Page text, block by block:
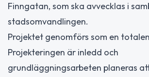
Finngatan, som ska avvecklas i
stadsomvandlingen.
Projektet genomförs som en
Projekteringen är inledd och
grundläggningsarbeten planeras